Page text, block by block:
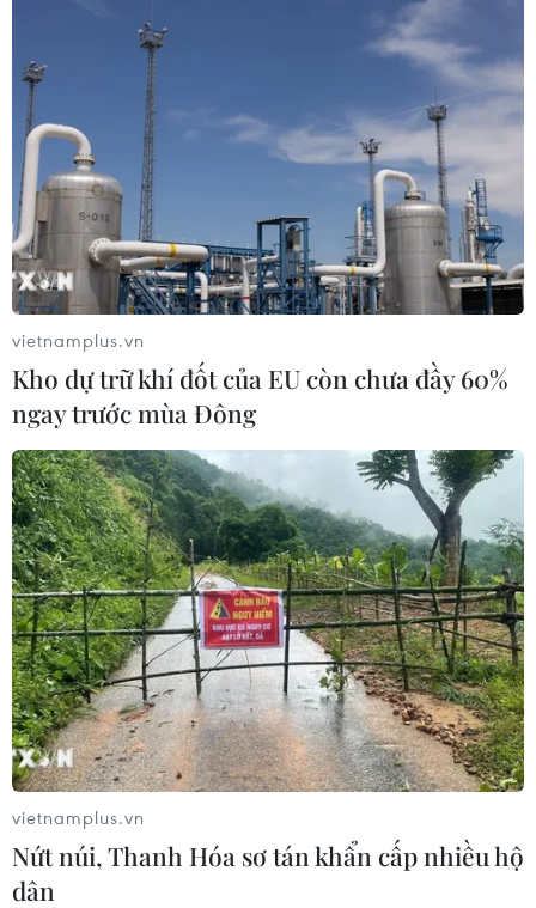
vietnamplus.vn
Kho dự trữ khí đốt của EU còn chưa đầy 60%
ngay trước mùa Đông
vietnamplus.vn
Nứt núi, Thanh Hóa sơ tán khẩn cấp nhiều hộ
dân